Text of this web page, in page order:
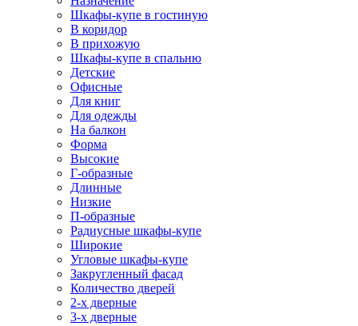
Шкафы-купе в гостиную
В коридор
В прихожую
Шкафы-купе в спальню
Детские
Офисные
Для книг
Для одежды
На балкон
Форма
Высокие
Г-образные
Длинные
Низкие
П-образные
Радиусные шкафы-купе
Широкие
Угловые шкафы-купе
Закругленный фасад
Количество дверей
2-х дверные
3-х дверные